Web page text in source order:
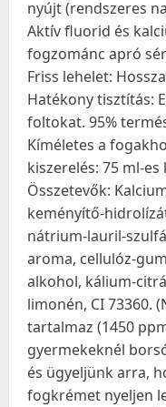
nyújt (rendszeres
Aktív fluorid és
fogzománc apró
Friss lehelet:
Hatékony tisztítás:
foltokat. 95%
Kíméletes a
kiszerelés: 75 ml-
Összetevők:
keményítő-
nátrium-lauril-
aroma, cellulóz-
alkohol, kálium-
limonén, CI
tartalmaz (1450
gyermekeknél
és ügyeljünk arra,
fogkrémet nyeljen